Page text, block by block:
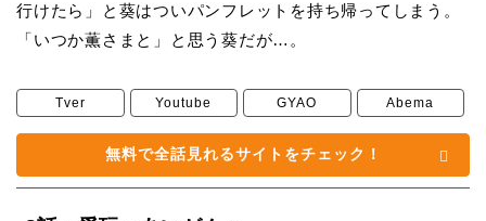
行けたら」と葵はついパンフレットを持ち帰ってしまう。
「いつか薫さまと」と思う葵だが…。
Tver Youtube GYAO Abema
無料で全話見れるサイトをチェック！